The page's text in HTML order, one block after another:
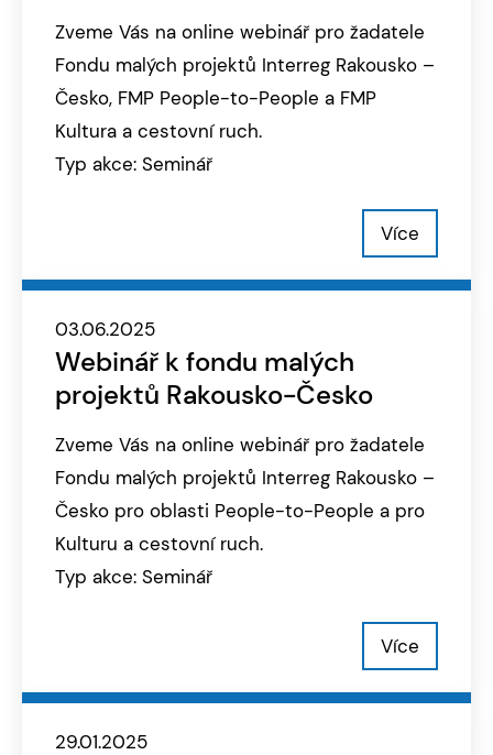
Zveme Vás na online webinář pro žadatele
Fondu malých projektů Interreg Rakousko –
Česko, FMP People-to-People a FMP
Kultura a cestovní ruch.
Typ akce: Seminář
Více
03.06.2025
Webinář k fondu malých
projektů Rakousko-Česko
Zveme Vás na online webinář pro žadatele
Fondu malých projektů Interreg Rakousko –
Česko pro oblasti People-to-People a pro
Kulturu a cestovní ruch.
Typ akce: Seminář
Více
29.01.2025